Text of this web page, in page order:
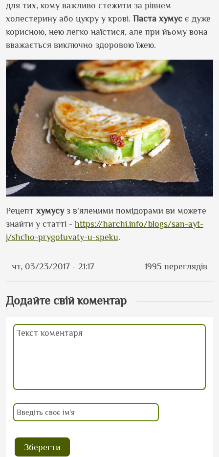
для тих, кому важливо стежити за рівнем
холестерину або цукру у крові. Паста хумус є дуже
корисною, нею легко наїстися, але при йьому вона
вважається виключно здоровою їжею.
Рецепт хумусуз в'яленими помідорами ви можете
знайти у статті -https://harchi.info/blogs/san-ayt-
j/shcho-prygotuvaty-u-speku.
чт, 03/23/2017 - 21:17 1995 переглядів
Додайте свій коментар